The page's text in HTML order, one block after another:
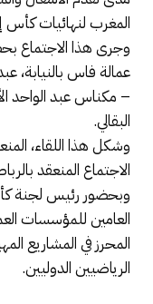
المغرب لنهائيات كأس إفريقيا للأمم
وجرى هذا الاجتماع
عمالة فاس
– مكناس عبد الواحد
البقالي.
وشكل هذا اللقاء،
الاجتماع المنعقد
العامين للمؤسسات
المحرز في المشاريع
الرياضيين الدوليين.